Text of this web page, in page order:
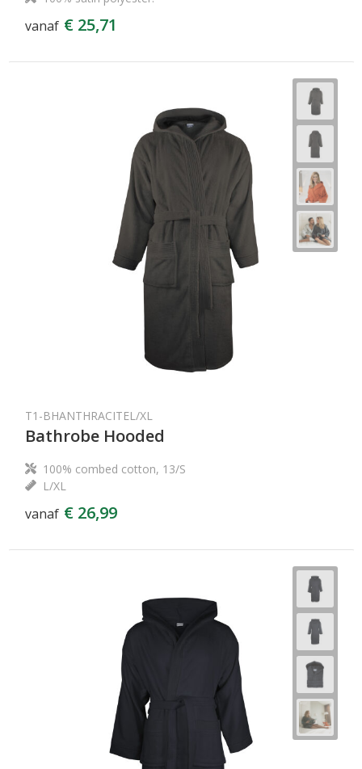
vanaf € 25,71
T1-BHANTHRACITEL/XL
Bathrobe Hooded
100% combed cotton, 13/S
L/XL
vanaf € 26,99